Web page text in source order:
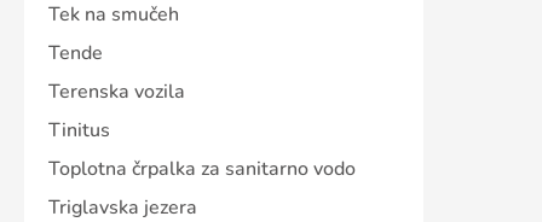
Tek na smučeh
Tende
Terenska vozila
Tinitus
Toplotna črpalka za sanitarno vodo
Triglavska jezera